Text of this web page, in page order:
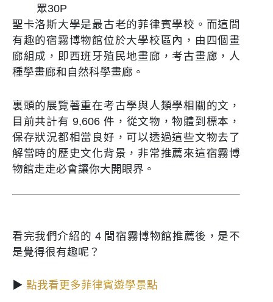
眾30P
聖卡洛斯大學是最古老的菲律賓學校。而這間
有趣的宿霧博物館位於大學校區內，由四個畫
廊組成，即西班牙殖民地畫廊，考古畫廊，人
種學畫廊和自然科學畫廊。
裏頭的展覽著重在考古學與人類學相關的文，
目前共計有 9,606 件，從文物，物體到標本，
保存狀況都相當良好，可以透過這些文物去了
解當時的歷史文化背景，非常推薦來這宿霧博
物館走走必會讓你大開眼界。
看完我們介紹的 4 間宿霧博物館推薦後，是不
是覺得很有趣呢？
▶ 點我看更多菲律賓遊學景點